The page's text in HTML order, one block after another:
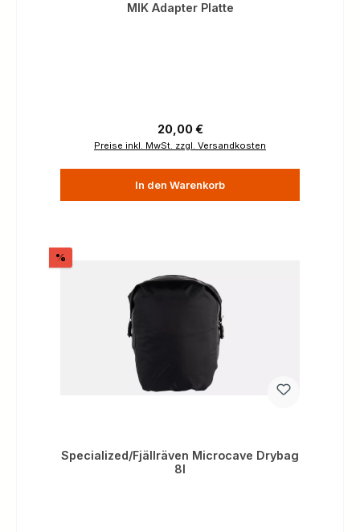
MIK Adapter Platte
Regulärer Preis:
20,00 €
Preise inkl. MwSt. zzgl. Versandkosten
In den Warenkorb
%
Specialized/Fjällräven Microcave Drybag
8l